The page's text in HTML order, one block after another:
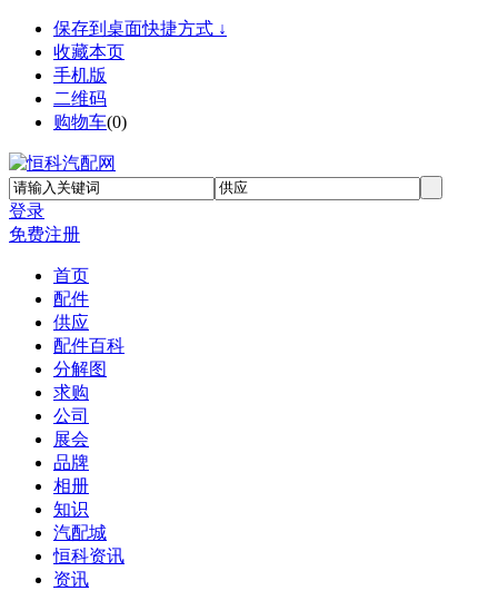
保存到桌面快捷方式 ↓
收藏本页
手机版
二维码
购物车(0)
登录
免费注册
首页
配件
供应
配件百科
分解图
求购
公司
展会
品牌
相册
知识
汽配城
恒科资讯
资讯